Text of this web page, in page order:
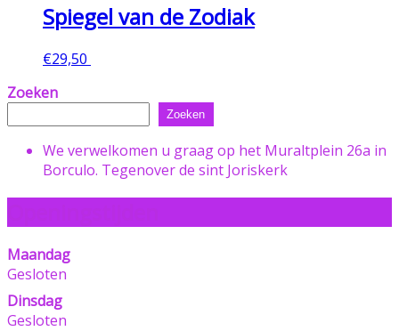
Spiegel van de Zodiak
€29,50
Zoeken
Zoeken
We verwelkomen u graag op het Muraltplein 26a in
Borculo. Tegenover de sint Joriskerk
Maandag
Gesloten
Dinsdag
Gesloten